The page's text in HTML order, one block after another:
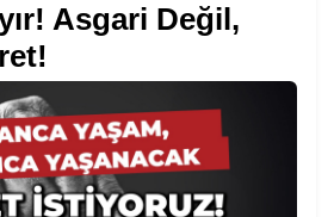
Asgari Değil,